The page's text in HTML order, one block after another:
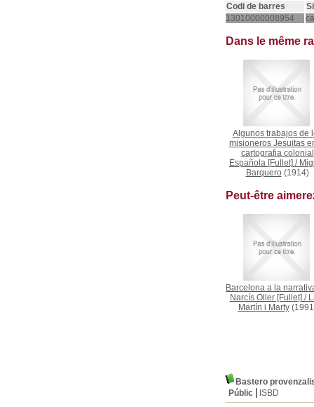
Codi de barres
13010000008954
Dans le même
Algunos trabajos de
misioneros Jesuitas
cartografia colonial
Española [Fullet] /
Barquero(1914)
Peut-être
Barcelona a la
Narcís Oller [Fullet] /
Martín i Marty
Bastero
Públic
ISBD